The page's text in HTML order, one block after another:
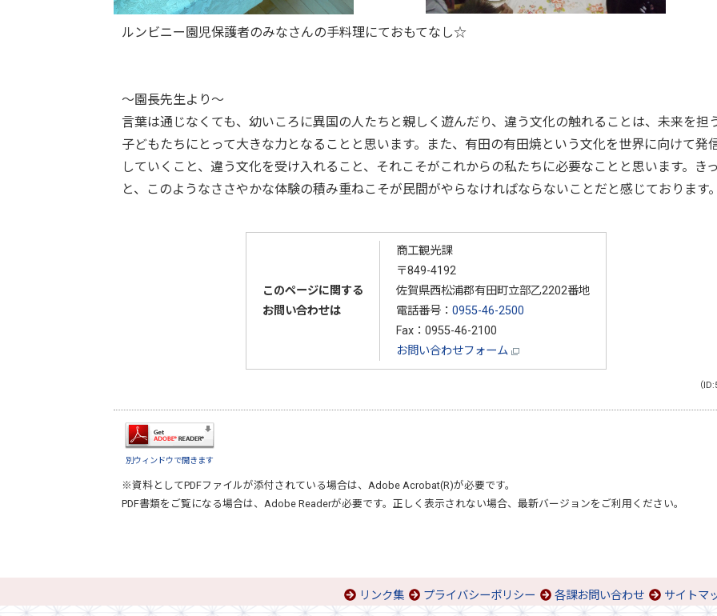
ルンビニー園児保護者のみなさんの手料理にておもてなし☆
～園長先生より～
言葉は通じなくても、幼いころに異国の人たちと親しく遊んだり、違う文化の触れることは、未来を担
子どもたちにとって大きな力となることと思います。また、有田の有田焼という文化を世界に向けて発
していくこと、違う文化を受け入れること、それこそがこれからの私たちに必要なことと思います。きっ
と、このようなささやかな体験の積み重ねこそが民間がやらなければならないことだと感じております。
このページに関する
お問い合わせは
商工観光課
〒849-4192
佐賀県西松浦郡有田町立部乙2202番地
電話番号： 0955-46-2500
Fax：0955-46-2100
お問い合わせフォーム
（
別ウィンドウで開きます
※資料としてPDFファイルが添付されている場合は、 Adobe Acrobat(R)が必要です。
PDF書類をご覧になる場合は、 Adobe Readerが必要です。正しく表示されない場合、最新バージョンをご利用ください。
リンク集 プライバシーポリシー 各課お問い合わせ サイトマ